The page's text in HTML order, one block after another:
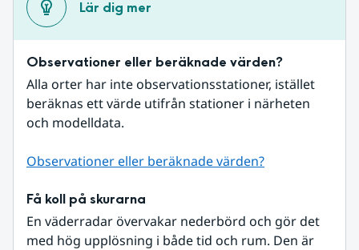
Lär dig mer
Observationer eller beräknade värden?
Alla orter har inte observationsstationer, istället
beräknas ett värde utifrån stationer i närheten
och modelldata.
Observationer eller beräknade värden?
Få koll på skurarna
En väderradar övervakar nederbörd och gör det
med hög upplösning i både tid och rum. Den är